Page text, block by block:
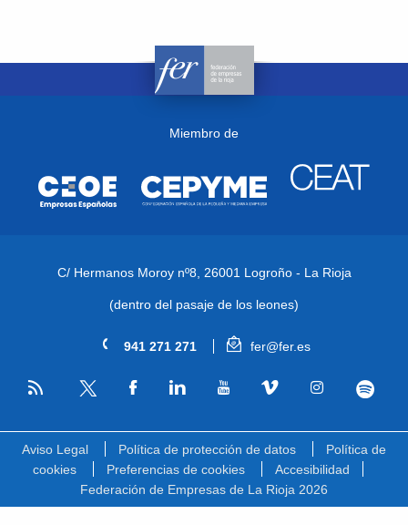
Miembro de
C/ Hermanos Moroy nº8, 26001 Logroño - La Rioja
(dentro del pasaje de los leones)
941 271 271 fer@fer.es
RSS
Aviso Legal Política de protección de datos
Política de
cookies
Preferencias de cookies
Accesibilidad
Federación de Empresas de La Rioja 2026